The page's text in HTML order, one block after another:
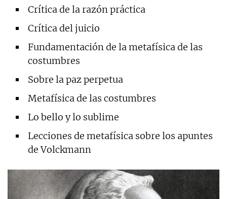
Crítica de la razón práctica
Crítica del juicio
Fundamentación de la metafísica de las
costumbres
Sobre la paz perpetua
Metafísica de las costumbres
Lo bello y lo sublime
Lecciones de metafísica sobre los apuntes
de Volckmann